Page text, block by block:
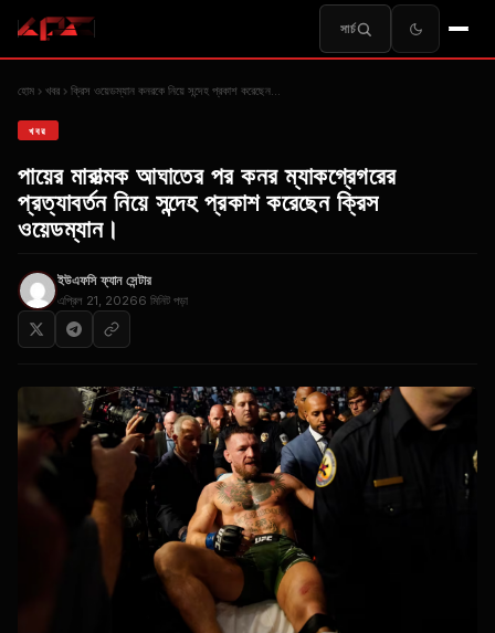
সার্চ
হোম খবর ক্রিস ওয়েডম্যান কনরকে নিয়ে সন্দেহ প্রকাশ করেছেন…
খবর
পায়ের মারাত্মক আঘাতের পর কনর ম্যাকগ্রেগরের
প্রত্যাবর্তন নিয়ে সন্দেহ প্রকাশ করেছেন ক্রিস
ওয়েডম্যান।
ইউএফসি ফ্যান সেন্টার
এপ্রিল 21, 20266 মিনিট পড়া